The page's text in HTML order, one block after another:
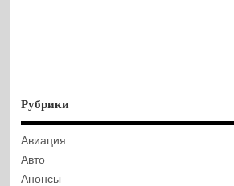
Рубрики
Авиация
Авто
Анонсы